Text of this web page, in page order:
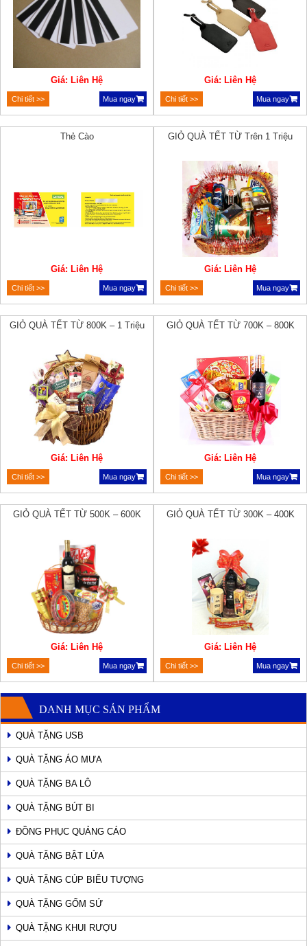
Giá: Liên Hệ
Chi tiết >> Mua ngay
Giá: Liên Hệ
Chi tiết >> Mua ngay
Thẻ Cào
Giá: Liên Hệ
Chi tiết >> Mua ngay
GIỎ QUÀ TẾT TỪ Trên 1 Triệu
Giá: Liên Hệ
Chi tiết >> Mua ngay
GIỎ QUÀ TẾT TỪ 800K – 1 Triệu
Giá: Liên Hệ
Chi tiết >> Mua ngay
GIỎ QUÀ TẾT TỪ 700K – 800K
Giá: Liên Hệ
Chi tiết >> Mua ngay
GIỎ QUÀ TẾT TỪ 500K – 600K
Giá: Liên Hệ
Chi tiết >> Mua ngay
GIỎ QUÀ TẾT TỪ 300K – 400K
Giá: Liên Hệ
Chi tiết >> Mua ngay
DANH MỤC SẢN PHẨM
QUÀ TẶNG USB
QUÀ TẶNG ÁO MƯA
QUÀ TẶNG BA LÔ
QUÀ TẶNG BÚT BI
ĐỒNG PHỤC QUẢNG CÁO
QUÀ TẶNG BẬT LỬA
QUÀ TẶNG CÚP BIỂU TƯỢNG
QUÀ TẶNG GỐM SỨ
QUÀ TẶNG KHUI RƯỢU